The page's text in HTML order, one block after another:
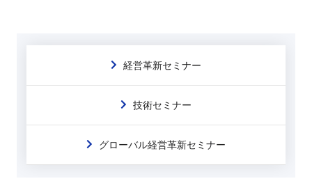
経営革新セミナー
技術セミナー
グローバル経営革新セミナー